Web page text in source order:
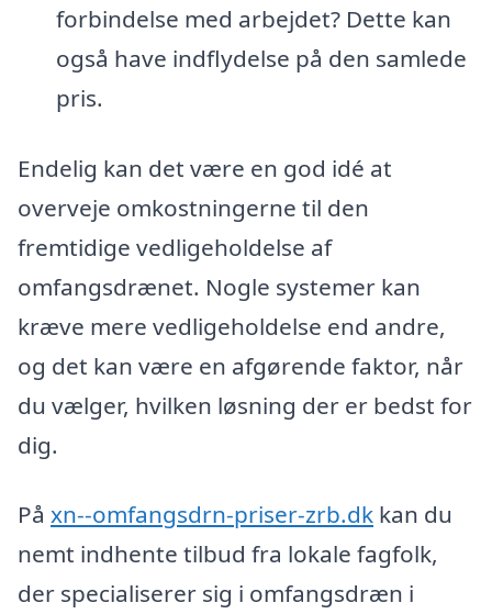
forbindelse med arbejdet? Dette kan
også have indflydelse på den samlede
pris.
Endelig kan det være en god idé at
overveje omkostningerne til den
fremtidige vedligeholdelse af
omfangsdrænet. Nogle systemer kan
kræve mere vedligeholdelse end andre,
og det kan være en afgørende faktor, når
du vælger, hvilken løsning der er bedst for
dig.
På xn--omfangsdrn-priser-zrb.dk kan du
nemt indhente tilbud fra lokale fagfolk,
der specialiserer sig i omfangsdræn i